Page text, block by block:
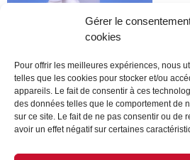
Gérer le
cookies
Pour offrir les meilleures expériences, nous
telles que les cookies pour stocker et/ou
appareils. Le fait de consentir à ces
des données telles que le comportement de
sur ce site. Le fait de ne pas consentir ou de
avoir un effet négatif sur certaines
Michelin
Lire la suite